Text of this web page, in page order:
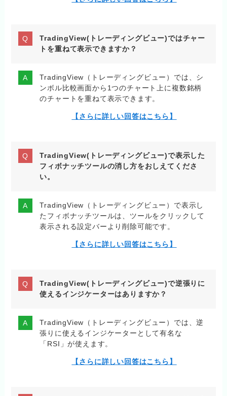
TradingView(トレーディングビュー)ではチャー
トを重ねて表示できますか？
TradingView（トレーディングビュー）では、シ
ンボル比較画面から1つのチャート上に複数銘柄
のチャートを重ねて表示できます。
【さらに詳しい回答はこちら】
TradingView(トレーディングビュー)で表示した
フィボナッチツールの消し方をおしえてくださ
い。
TradingView（トレーディングビュー）で表示し
たフィボナッチツールは、ツールをクリックして
表示される設定バーより削除可能です。
【さらに詳しい回答はこちら】
TradingView(トレーディングビュー)で逆張りに
使えるインジケーターはありますか？
TradingView（トレーディングビュー）では、逆
張りに使えるインジケーターとして有名な
「RSI」が使えます。
【さらに詳しい回答はこちら】